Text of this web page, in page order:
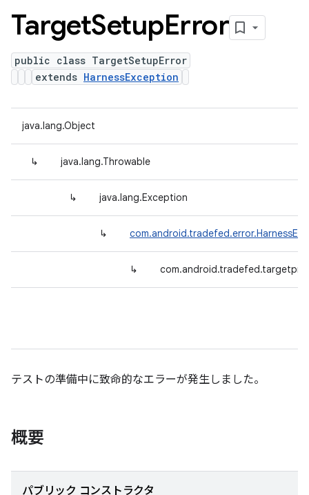
TargetSetupError
public class TargetSetupError
extends HarnessException
java.lang.Object
↳ java.lang.Throwable
↳ java.lang.Exception
↳
↳
テストの準備中に致命的なエラーが発生しました。
概要
パブリック コンストラクタ